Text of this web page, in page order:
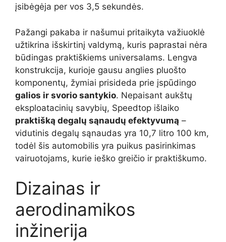
įsibėgėja per vos 3,5 sekundės.
Pažangi pakaba ir našumui pritaikyta važiuoklė
užtikrina išskirtinį valdymą, kuris paprastai nėra
būdingas praktiškiems universalams. Lengva
konstrukcija, kurioje gausu anglies pluošto
komponentų, žymiai prisideda prie įspūdingo
galios ir svorio santykio. Nepaisant aukštų
eksploatacinių savybių, Speedtop išlaiko
praktišką degalų sąnaudų efektyvumą –
vidutinis degalų sąnaudas yra 10,7 litro 100 km,
todėl šis automobilis yra puikus pasirinkimas
vairuotojams, kurie ieško greičio ir praktiškumo.
Dizainas ir
aerodinamikos
inžinerija